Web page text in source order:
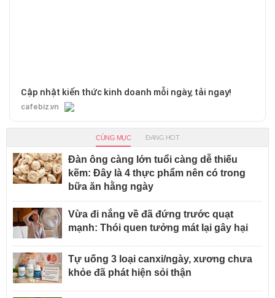
Cập nhật kiến thức kinh doanh mỗi ngày, tải ngay!
cafebiz.vn
CÙNG MỤC ĐANG HOT
Đàn ông càng lớn tuổi càng dễ thiếu
kẽm: Đây là 4 thực phẩm nên có trong
bữa ăn hằng ngày
Vừa đi nắng về đã đứng trước quạt
mạnh: Thói quen tưởng mát lại gây hại
Tự uống 3 loại canxi/ngày, xương chưa
khỏe đã phát hiện sỏi thận